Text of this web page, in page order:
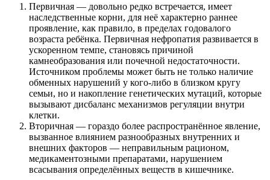
Первичная — довольно редко встречается, имеет
наследственные корни, для неё характерно раннее
проявление, как правило, в пределах годовалого
возраста ребёнка. Первичная нефропатия развивается в
ускоренном темпе, становясь причиной
камнеобразования или почечной недостаточности.
Источником проблемы может быть не только наличие
обменных нарушений у кого-либо в близком кругу
семьи, но и накопление генетических мутаций, которые
вызывают дисбаланс механизмов регуляции внутри
клетки.
Вторичная — гораздо более распространённое явление,
вызванное влиянием разнообразных внутренних и
внешних факторов — неправильным рационом,
медикаментозными препаратами, нарушением
всасывания определённых веществ в кишечнике.